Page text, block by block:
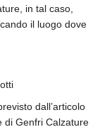
in tal caso,
il luogo dove
dall’articolo
di Genfri Calzature